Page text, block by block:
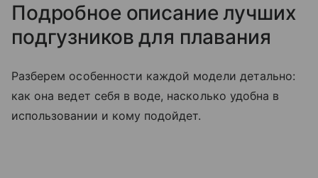
Подробное описание лучших
подгузников для плавания
Разберем особенности каждой модели детально:
как она ведет себя в воде, насколько удобна в
использовании и кому подойдет.